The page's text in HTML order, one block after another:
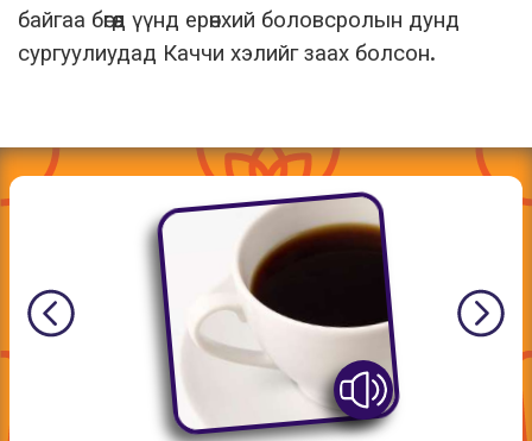
байгаа бөгөөд үүнд ерөнхий боловсролын дунд
сургуулиудад Каччи хэлийг заах болсон.